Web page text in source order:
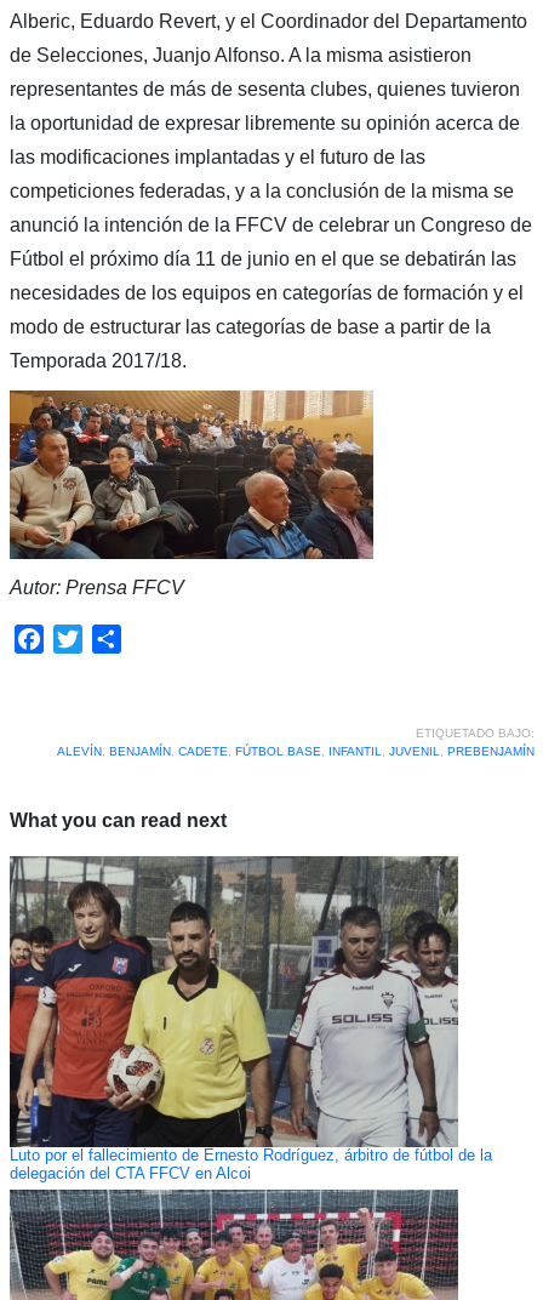
Alberic, Eduardo Revert, y el Coordinador del Departamento
de Selecciones, Juanjo Alfonso. A la misma asistieron
representantes de más de sesenta clubes, quienes tuvieron
la oportunidad de expresar libremente su opinión acerca de
las modificaciones implantadas y el futuro de las
competiciones federadas, y a la conclusión de la misma se
anunció la intención de la FFCV de celebrar un Congreso de
Fútbol el próximo día 11 de junio en el que se debatirán las
necesidades de los equipos en categorías de formación y el
modo de estructurar las categorías de base a partir de la
Temporada 2017/18.
Autor: Prensa FFCV
Facebook
Twitter
ETIQUETADO BAJO:
ALEVÍN, BENJAMÍN, CADETE FÚTBOL BASE INFANTIL JUVENIL PREBENJAMÍN
What you can read next
Luto por el fallecimiento de Ernesto Rodríguez, árbitro de fútbol de la
delegación del CTA FFCV en Alcoi